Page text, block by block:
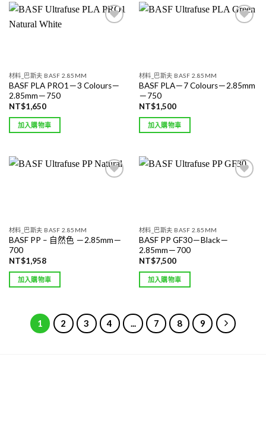
材料_巴斯夫 BASF 2.85MM
BASF PLA PRO1－3 Colours－
2.85mm－750
NT$1,650
加入購物車
材料_巴斯夫 BASF 2.85MM
BASF PLA－7 Colours－2.85mm
－750
NT$1,500
加入購物車
材料_巴斯夫 BASF 2.85MM
BASF PP – 自然色 －2.85mm－
700
NT$1,958
加入購物車
材料_巴斯夫 BASF 2.85MM
BASF PP GF30－Black－
2.85mm－700
NT$7,500
加入購物車
1 2 3 4 ... 7 8 9